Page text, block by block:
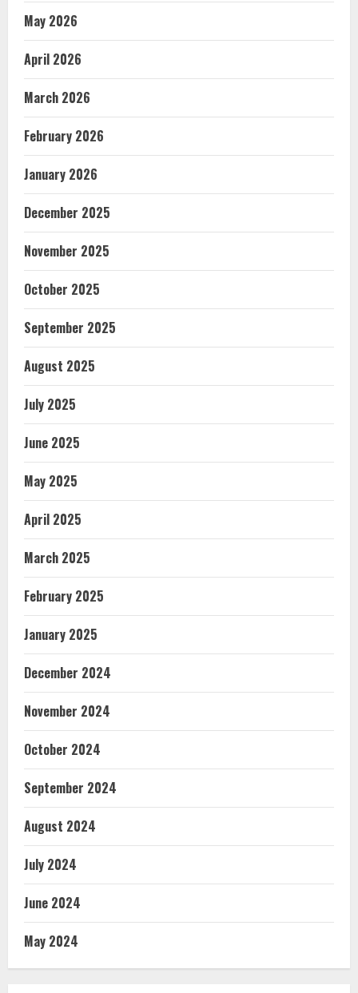
May 2026
April 2026
March 2026
February 2026
January 2026
December 2025
November 2025
October 2025
September 2025
August 2025
July 2025
June 2025
May 2025
April 2025
March 2025
February 2025
January 2025
December 2024
November 2024
October 2024
September 2024
August 2024
July 2024
June 2024
May 2024